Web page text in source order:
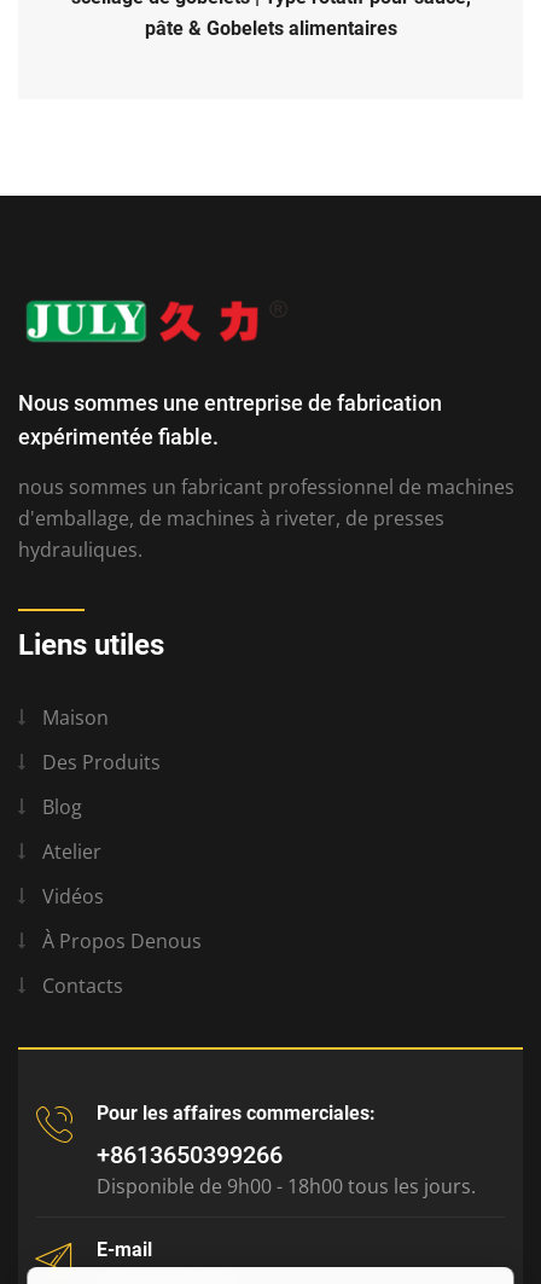
pâte & Gobelets alimentaires
Nous sommes une entreprise de fabrication
expérimentée fiable.
nous sommes un fabricant professionnel de machines
d'emballage, de machines à riveter, de presses
hydrauliques.
Liens utiles
Maison
Des Produits
Blog
Atelier
Vidéos
À Propos Denous
Contacts
Pour les affaires commerciales:
+8613650399266
Disponible de 9h00 - 18h00 tous les jours.
E-mail